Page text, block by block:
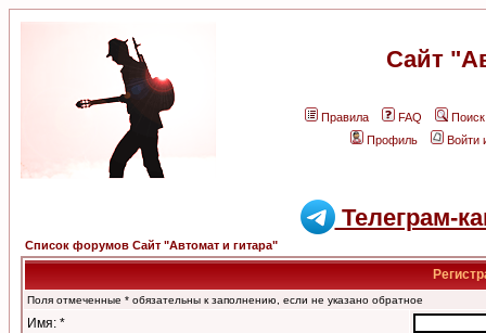
Сайт
Правила FAQ
Поиск
Профиль
Войти
Телеграм-
Список форумов Сайт "Автомат и гитара"
Поля отмеченные * обязательны к заполнению, если не указано обратное
Имя: *